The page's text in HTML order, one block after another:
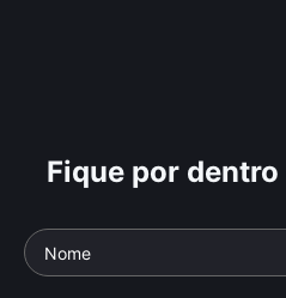
Fique por